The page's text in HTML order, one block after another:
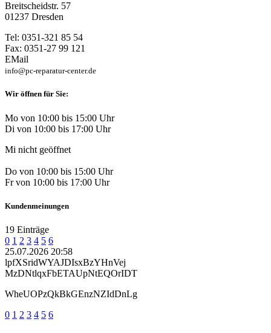
Breitscheidstr. 57
01237 Dresden
Tel: 0351-321 85 54
Fax: 0351-27 99 121
EMail
info@pc-reparatur-center.de
Wir öffnen für Sie:
Mo von 10:00 bis 15:00 Uhr
Di von 10:00 bis 17:00 Uhr
Mi nicht geöffnet
Do von 10:00 bis 15:00 Uhr
Fr von 10:00 bis 17:00 Uhr
Kundenmeinungen
19 Einträge
0 1 2 3 4 5 6
25.07.2026 20:58
lpfXSridWYAJDIsxBzYHnVej
MzDNtlqxFbETAUpNtEQOrIDT
WheUOPzQkBkGEnzNZIdDnLg
0 1 2 3 4 5 6